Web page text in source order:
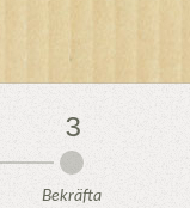
3
Bekräfta